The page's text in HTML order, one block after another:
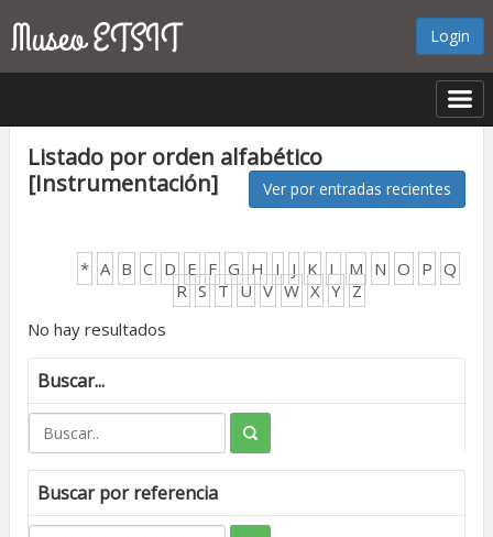
Login
Listado por orden alfabético
[Instrumentación]
Ver por entradas recientes
* A B C D E F G H I J K L M N O P Q
R S T U V W X Y Z
No hay resultados
Buscar...
Buscar por referencia